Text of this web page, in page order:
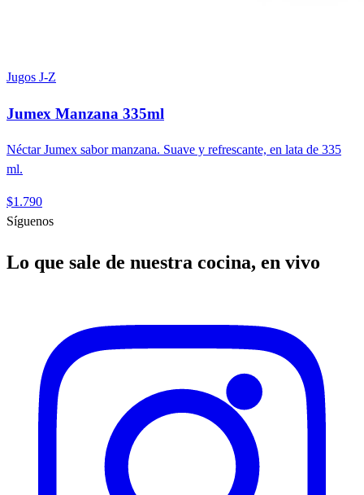
Jugos J-Z
Jumex Manzana 335ml
Néctar Jumex sabor manzana. Suave y refrescante, en lata de 335
ml.
$1.790
Síguenos
Lo que sale de nuestra cocina, en vivo